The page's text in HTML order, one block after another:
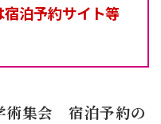
泊予約サイト等
術集会 宿泊予約の